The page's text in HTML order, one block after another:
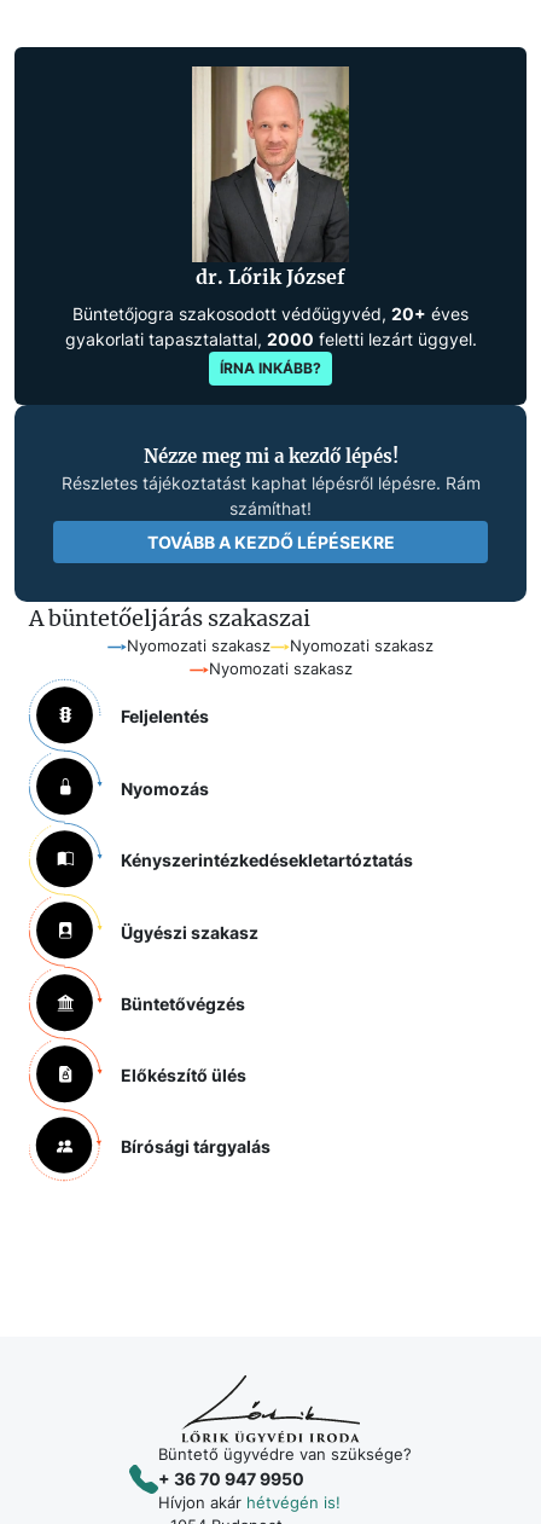
dr. Lőrik József
Büntetőjogra szakosodott védőügyvéd, 20+ éves
gyakorlati tapasztalattal, 2000 feletti lezárt üggyel.
ÍRNA INKÁBB?
Nézze meg mi a kezdő lépés!
Részletes tájékoztatást kaphat lépésről lépésre. Rám
számíthat!
TOVÁBB A KEZDŐ LÉPÉSEKRE
A büntetőeljárás szakaszai
Nyomozati szakasz
Nyomozati szakasz
Nyomozati szakasz
Feljelentés
Nyomozás
Kényszerintézkedésekletartóztatás
Ügyészi szakasz
Büntetővégzés
Előkészítő ülés
Bírósági tárgyalás
Büntető ügyvédre van szüksége?
+ 36 70 947 9950
Hívjon akár hétvégén is!